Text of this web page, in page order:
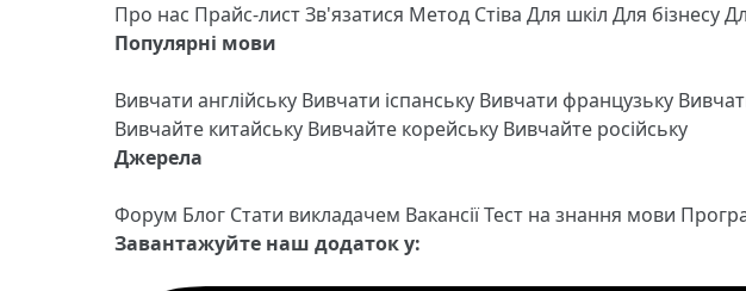
Про нас Прайс-листЗв'язатися Метод Стіва Для шкіл Для бізнесу
Популярні мови
Вивчати англійську Вивчати іспанську Вивчати французьку
Вивчайте китайську Вивчайте корейську Вивчайте російську
Джерела
Форум Блог Стати викладачем ВакансіїТест на знання мови
Завантажуйте наш додаток у: